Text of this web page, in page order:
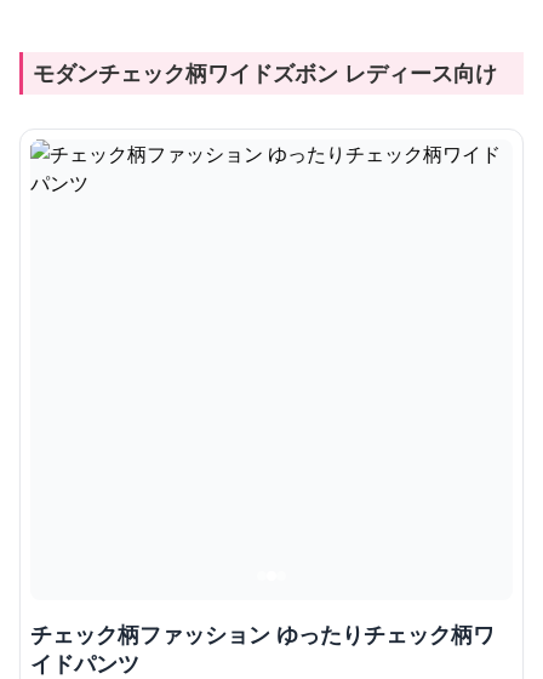
モダンチェック柄ワイドズボン レディース向け
チェック柄ファッション ゆったりチェック柄ワ
イドパンツ